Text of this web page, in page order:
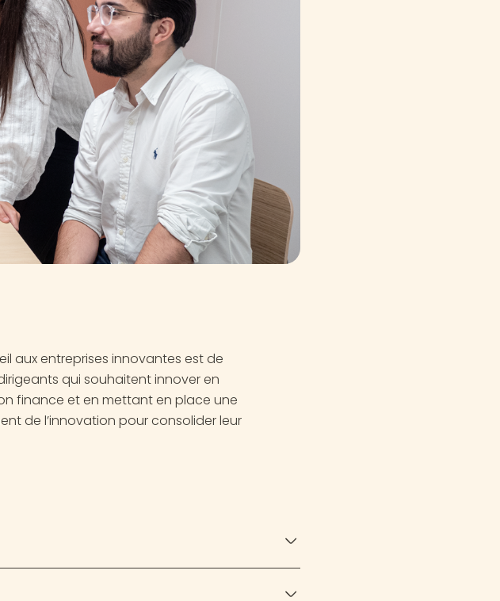
aux entreprises innovantes est de
qui souhaitent innover en
finance et en mettant en place une
de l’innovation pour consolider leur